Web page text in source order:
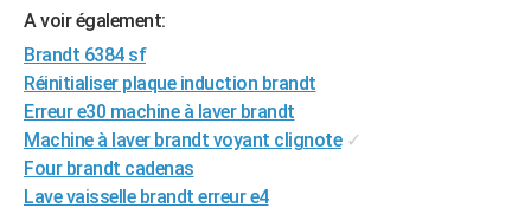
Art de vivre
Bien-être
Loisirs
Mode
Modes de vie
Alimentation
Guide de la santé
Maladies
Médicaments
Sommeil
VOYAGE
PHOTO
GUIDES D'ACHAT
A voir également:
Brandt 6384 sf
Réinitialiser plaque induction brandt
Erreur e30 machine à laver brandt
Machine à laver brandt voyant clignote ✓
Four brandt cadenas
Lave vaisselle brandt erreur e4